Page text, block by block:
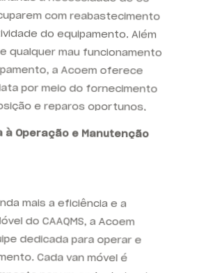
qualquer mau funcionamento
a Acoem oferece
por meio do fornecimento
e reparos oportunos,
interrupção nas atividades
à Operação e Manutenção
Cada van móvel é
por um engenheiro de
e um motorista. O
e manutenção garante